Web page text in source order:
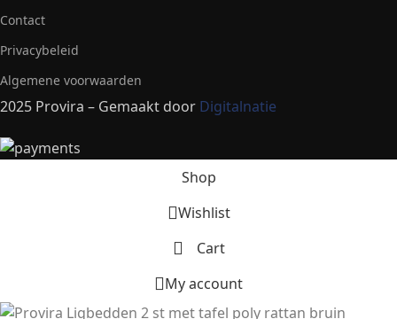
Contact
Privacybeleid
Algemene voorwaarden
2025 Provira – Gemaakt door Digitalnatie
Shop
Wishlist
Cart
My account